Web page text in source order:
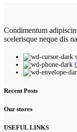
Condimentum
scelerisque neque dis
Recent Posts
Our stores
USEFUL LINKS